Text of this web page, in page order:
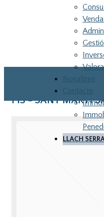
Guia pel teu
Nosaltres
Contacte
LLACH
PIS - SANT MARTI